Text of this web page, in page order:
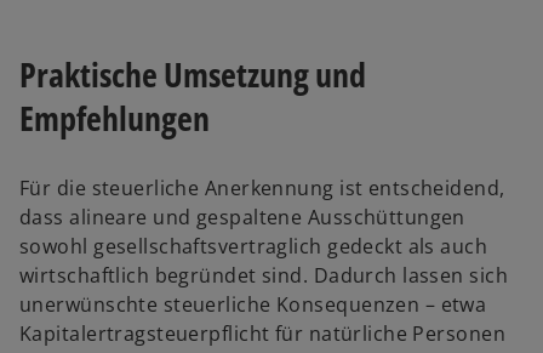
Praktische Umsetzung und
Empfehlungen
Für die steuerliche Anerkennung ist entscheidend,
dass alineare und gespaltene Ausschüttungen
sowohl gesellschaftsvertraglich gedeckt als auch
wirtschaftlich begründet sind. Dadurch lassen sich
unerwünschte steuerliche Konsequenzen – etwa
Kapitalertragsteuerpflicht für natürliche Personen